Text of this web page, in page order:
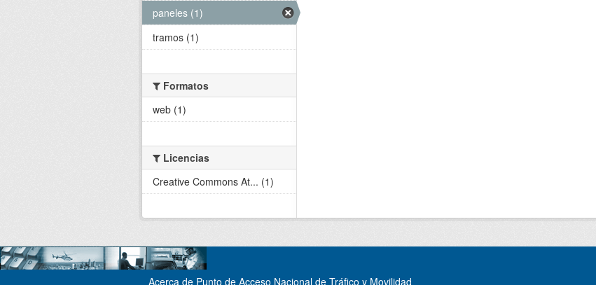
paneles (1)
tramos (1)
Formatos
web (1)
Licencias
Creative Commons At... (1)
Acerca de Punto de Acceso Nacional de Tráfico y Movilidad